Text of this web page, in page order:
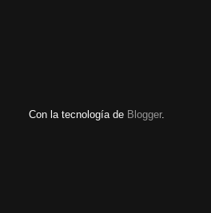
Con la tecnología de Blogger.